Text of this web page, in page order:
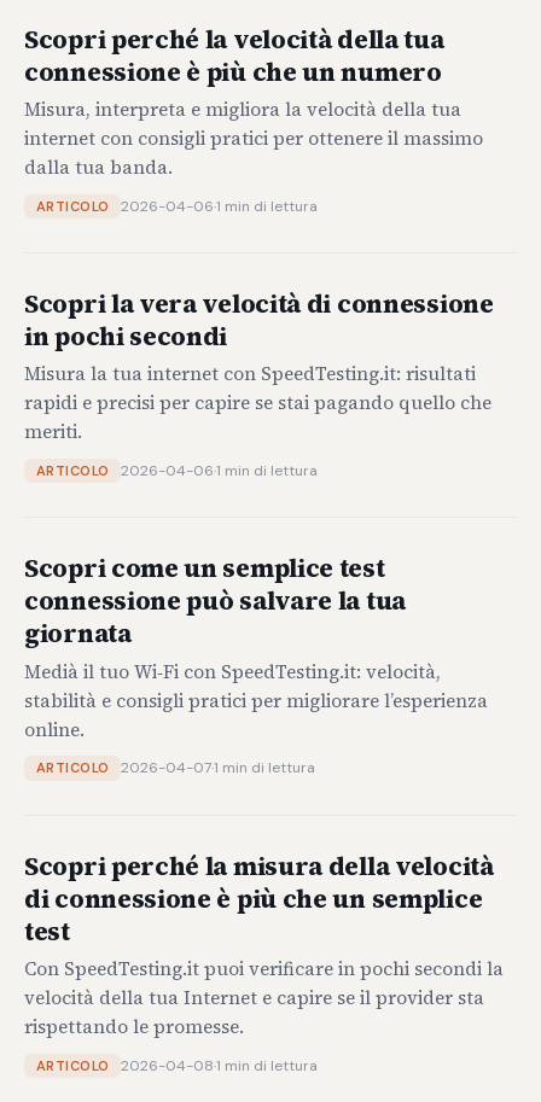
Scopri perché la velocità della tua
connessione è più che un numero
Misura, interpreta e migliora la velocità della tua
internet con consigli pratici per ottenere il massimo
dalla tua banda.
ARTICOLO 2026-04-06·1 min di lettura
Scopri la vera velocità di connessione
in pochi secondi
Misura la tua internet con SpeedTesting.it: risultati
rapidi e precisi per capire se stai pagando quello che
meriti.
ARTICOLO 2026-04-06·1 min di lettura
Scopri come un semplice test
connessione può salvare la tua
giornata
Medià il tuo Wi‑Fi con SpeedTesting.it: velocità,
stabilità e consigli pratici per migliorare l’esperienza
online.
ARTICOLO 2026-04-07·1 min di lettura
Scopri perché la misura della velocità
di connessione è più che un semplice
test
Con SpeedTesting.it puoi verificare in pochi secondi la
velocità della tua Internet e capire se il provider sta
rispettando le promesse.
ARTICOLO 2026-04-08·1 min di lettura